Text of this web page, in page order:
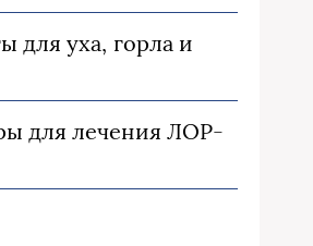
для уха, горла и
для лечения ЛОР-